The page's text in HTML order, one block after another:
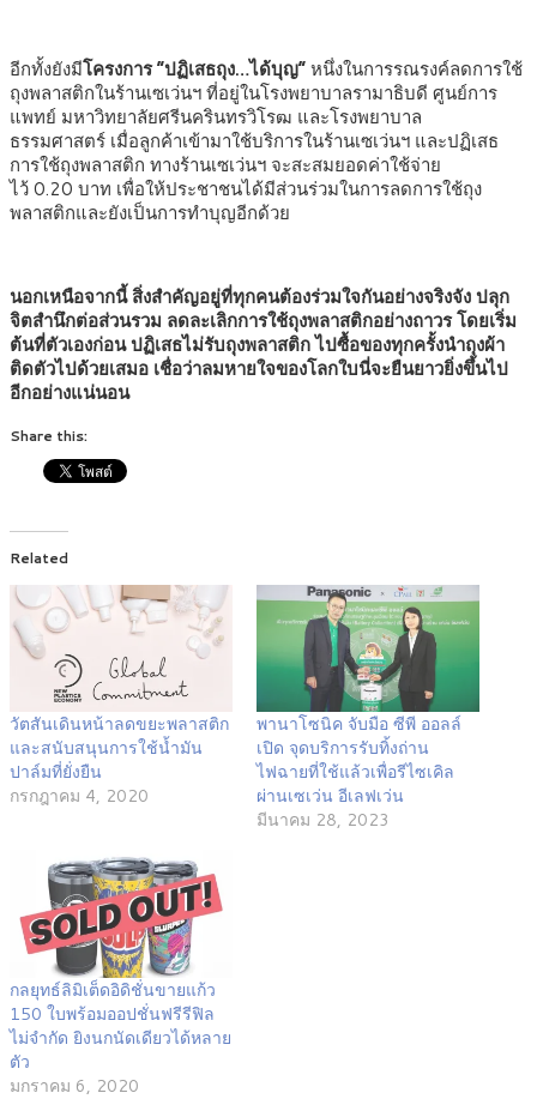
อีกทั้งยังมีโครงการ“ปฏิเสธถุง…ได้บุญ”หนึ่งในการรณรงค์ลดการใช้
ถุงพลาสติกในร้านเซเว่นฯ ที่อยู่ในโรงพยาบาลรามาธิบดี ศูนย์การ
แพทย์ มหาวิทยาลัยศรีนครินทรวิโรฒ และโรงพยาบาล
ธรรมศาสตร์ เมื่อลูกค้าเข้ามาใช้บริการในร้านเซเว่นฯ และปฏิเสธ
การใช้ถุงพลาสติก ทางร้านเซเว่นฯ จะสะสมยอดค่าใช้จ่าย
ไว้0.20 บาท เพื่อให้ประชาชนได้มีส่วนร่วมในการลดการใช้ถุง
พลาสติกและยังเป็นการทำบุญอีกด้วย
นอกเหนือจากนี้ สิ่งสำคัญอยู่ที่ทุกคนต้องร่วมใจกันอย่างจริงจัง ปลุก
จิตสำนึกต่อส่วนรวม ลดละเลิกการใช้ถุงพลาสติกอย่างถาวร โดยเริ่ม
ต้นที่ตัวเองก่อน ปฏิเสธไม่รับถุงพลาสติก ไปซื้อของทุกครั้งนำถุงผ้า
ติดตัวไปด้วยเสมอ เชื่อว่าลมหายใจของโลกใบนี่จะยืนยาวยิ่งขึ้นไป
อีกอย่างแน่นอน
Share this:
Related
วัตสันเดินหน้าลดขยะพลาสติก
และสนับสนุนการใช้น้ำมัน
ปาล์มที่ยั่งยืน
กรกฎาคม 4, 2020
พานาโซนิค จับมือ ซีพี ออลล์
เปิด จุดบริการรับทิ้งถ่าน
ไฟฉายที่ใช้แล้วเพื่อรีไซเคิล
ผ่านเซเว่น อีเลฟเว่น
มีนาคม 28, 2023
กลยุทธ์ลิมิเต็ดอิดิชั่นขายแก้ว
150 ใบพร้อมออปชั่นฟรีรีฟิล
ไม่จำกัด ยิงนกนัดเดียวได้หลาย
ตัว
มกราคม 6, 2020